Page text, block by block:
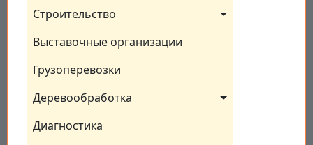
Строительство
Выставочные организации
Грузоперевозки
Деревообработка
Диагностика